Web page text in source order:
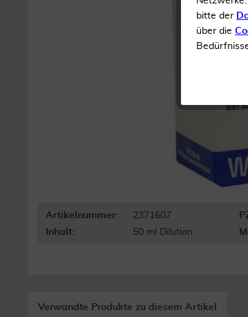
Artikelnummer: 2371607
Inhalt:
50 ml Dilution
Verwandte Produkte zu diesem Artikel
bitte der
über die